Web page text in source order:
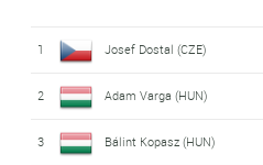
1 Josef Dostal (CZE)
2 Adam Varga (HUN)
3 Bálint Kopasz (HUN)